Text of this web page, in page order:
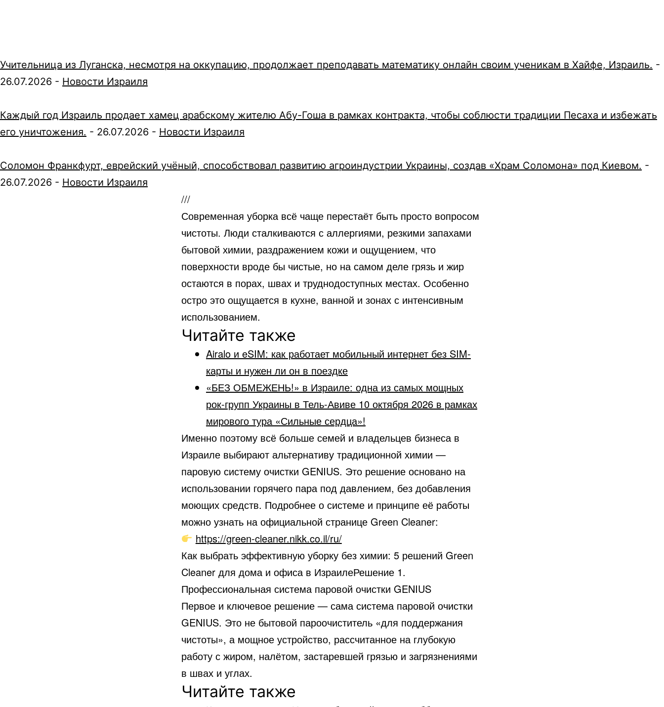
Учительница из Луганска, несмотря на оккупацию, продолжает преподавать математику онлайн своим ученикам в Хайфе, Израиль. -
26.07.2026 - Новости Израиля
Каждый год Израиль продает хамец арабскому жителю Абу-Гоша в рамках контракта, чтобы соблюсти традиции Песаха и избежать
его уничтожения. - 26.07.2026 - Новости Израиля
Соломон Франкфурт, еврейский учёный, способствовал развитию агроиндустрии Украины, создав «Храм Соломона» под Киевом. -
26.07.2026 - Новости Израиля
///
Современная уборка всё чаще перестаёт быть просто вопросом
чистоты. Люди сталкиваются с аллергиями, резкими запахами
бытовой химии, раздражением кожи и ощущением, что
поверхности вроде бы чистые, но на самом деле грязь и жир
остаются в порах, швах и труднодоступных местах. Особенно
остро это ощущается в кухне, ванной и зонах с интенсивным
использованием.
Читайте также
Airalo и eSIM: как работает мобильный интернет без SIM-
карты и нужен ли он в поездке
«БЕЗ ОБМЕЖЕНЬ!» в Израиле: одна из самых мощных
рок-групп Украины в Тель-Авиве 10 октября 2026 в рамках
мирового тура «Сильные сердца»!
Именно поэтому всё больше семей и владельцев бизнеса в
Израиле выбирают альтернативу традиционной химии —
паровую систему очистки GENIUS. Это решение основано на
использовании горячего пара под давлением, без добавления
моющих средств. Подробнее о системе и принципе её работы
можно узнать на официальной странице Green Cleaner:
https://green-cleaner.nikk.co.il/ru/
Как выбрать эффективную уборку без химии: 5 решений Green
Cleaner для дома и офиса в ИзраилеРешение 1.
Профессиональная система паровой очистки GENIUS
Первое и ключевое решение — сама система паровой очистки
GENIUS. Это не бытовой пароочиститель «для поддержания
чистоты», а мощное устройство, рассчитанное на глубокую
работу с жиром, налётом, застаревшей грязью и загрязнениями
в швах и углах.
Читайте также